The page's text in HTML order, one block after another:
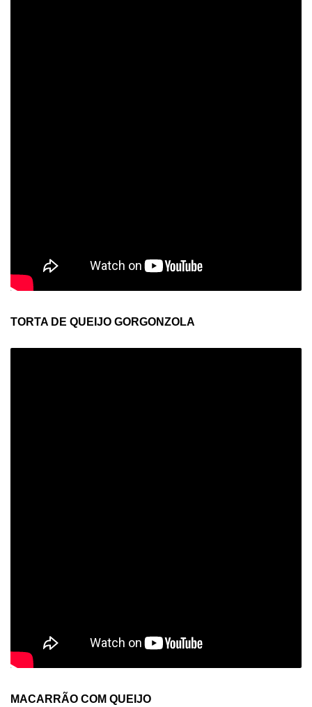
TORTA DE QUEIJO GORGONZOLA
MACARRÃO COM QUEIJO